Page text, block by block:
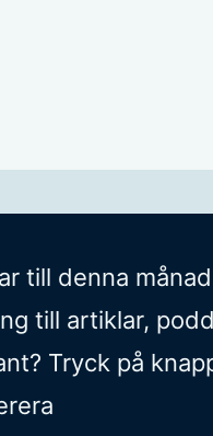
till denna
till artiklar,
Tryck på